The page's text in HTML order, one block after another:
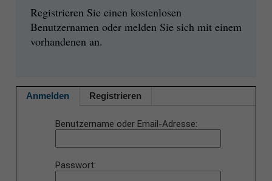
Registrieren Sie einen kostenlosen
Benutzernamen oder melden Sie sich mit einem
vorhandenen an.
Anmelden Registrieren
Benutzername oder Email-Adresse
Passwort